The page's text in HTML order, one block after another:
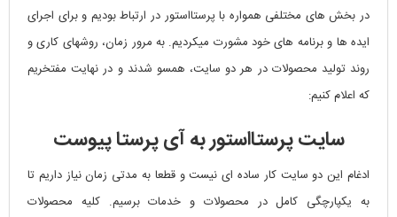
در بخش های مختلفی همواره با پرستااستور در ارتباط بودیم و برای اجرای
ایده ها و برنامه های خود مشورت میکردیم. به مرور زمان، روشهای کاری و
روند تولید محصولات در هر دو سایت، همسو شدند و در نهایت مفتخریم
که اعلام کنیم:
سایت پرستااستور به آی پرستا پیوست
ادغام این دو سایت کار ساده ای نیست و قطعا به مدتی زمان نیاز داریم تا
به یکپارچگی کامل در محصولات و خدمات برسیم. کلیه محصولات